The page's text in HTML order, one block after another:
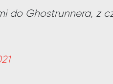
do Ghostrunnera, z